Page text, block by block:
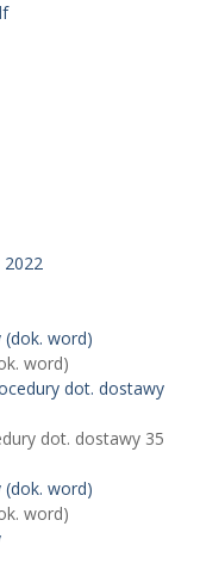
(dok. word)
word)
dot. dostawy
dot. dostawy 35
(dok. word)
word)